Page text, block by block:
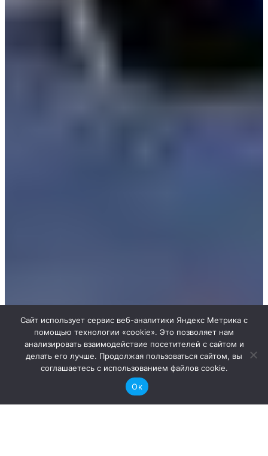
Сайт использует сервис веб-аналитики Яндекс Метрика с
помощью технологии «cookie». Это позволяет нам
анализировать взаимодействие посетителей с сайтом и
делать его лучше. Продолжая пользоваться сайтом, вы
соглашаетесь с использованием файлов cookie.
Ок